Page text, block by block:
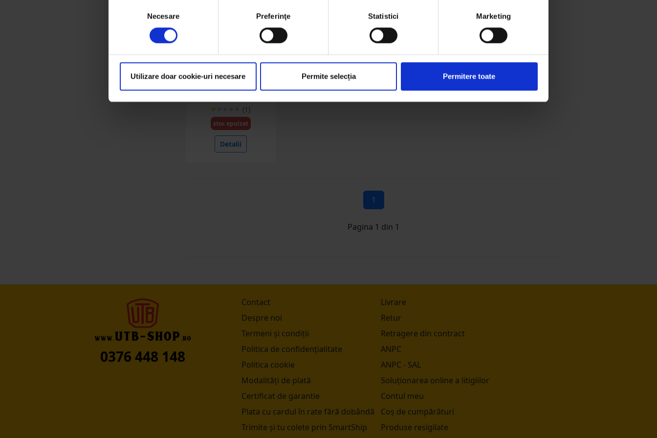
consimțământului
Necesare Preferinţe Statistici Marketing
Utilizare doar cookie-uri necesare Permite selecția Permitere toate
Tractor Forestier
(1 produse)
Masini de bilonat
Nacele
Disc agricol 1900 taler
(1)
stoc epuizat
Detalii
1
Pagina 1 din 1
0376 448 148
Contact
Despre noi
Termeni și condiții
Politica de confidențialitate
Politica cookie
Modalități de plată
Certificat de garantie
Plata cu cardul în rate fără dobândă
Trimite și tu colete prin SmartShip
Livrare
Retur
Retragere din contract
ANPC
ANPC - SAL
Soluționarea online a litigiilor
Contul meu
Coș de cumpărături
Produse resigilate